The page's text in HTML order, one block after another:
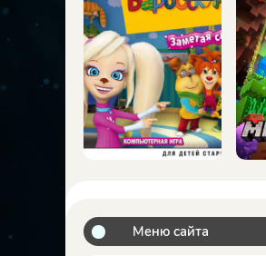
Меню сайта